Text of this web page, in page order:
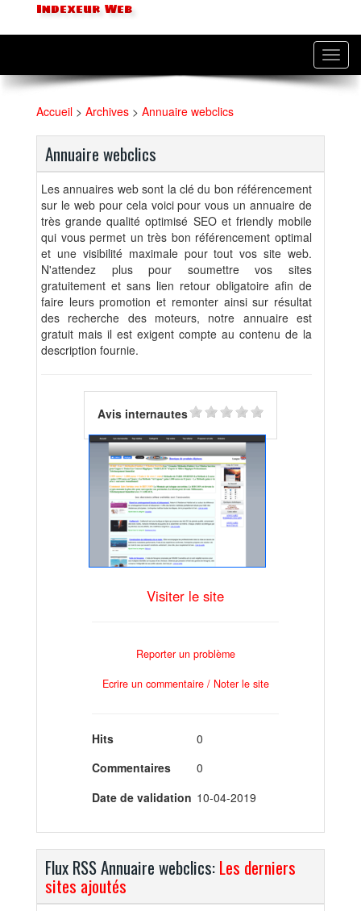
Indexeur Web
Accueil > Archives > Annuaire webclics
Annuaire webclics
Les annuaires web sont la clé du bon référencement
sur le web pour cela voici pour vous un annuaire de
très grande qualité optimisé SEO et friendly mobile
qui vous permet un très bon référencement optimal
et une visibilité maximale pour tout vos site web.
N'attendez plus pour soumettre vos sites
gratuitement et sans lien retour obligatoire afin de
faire leurs promotion et remonter ainsi sur résultat
des recherche des moteurs, notre annuaire est
gratuit mais il est exigent compte au contenu de la
description fournie.
Avis internautes
Visiter le site
Reporter un problème
Ecrire un commentaire / Noter le site
Hits
0
Commentaires
0
Date de validation 10-04-2019
Flux RSS Annuaire webclics:Les derniers
sites ajoutés